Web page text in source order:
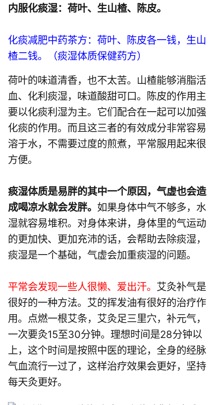
内服化痰湿：荷叶、生山楂、陈皮。
化痰减肥中药茶方：荷叶、陈皮各一钱，生山
楂二钱。（痰湿体质保健药方）
荷叶的味道清香，也不太苦。山楂能够消脂活
血、化利痰湿，味道酸甜可口。陈皮的作用主
要以化痰利湿为主。它们配合在一起可以加强
化痰的作用。而且这三者的有效成分非常容易
溶于水，不需要过度的煎煮，平常服用起来很
方便。
痰湿体质是易胖的其中一个原因，气虚也会造
成喝凉水就会发胖。 如果身体中气不够多，水
湿就容易堆积。对身体来讲，身体里的气运动
的更加快、更加充沛的话，会帮助去除痰湿，
痰湿是一个基础，气虚会加重痰湿的问题。
平常会发现一些人很懒、爱出汗。 艾灸补气是
很好的一种方法。艾的挥发油有很好的治疗作
用。点燃一根艾条，艾灸足三里穴，补元气，
一次要灸15至30分钟。理想时间是28分钟以
上，这个时间是按照中医的理论，全身的经脉
气血流行一过了，这样治疗效果会更好，坚持
每天灸更好。